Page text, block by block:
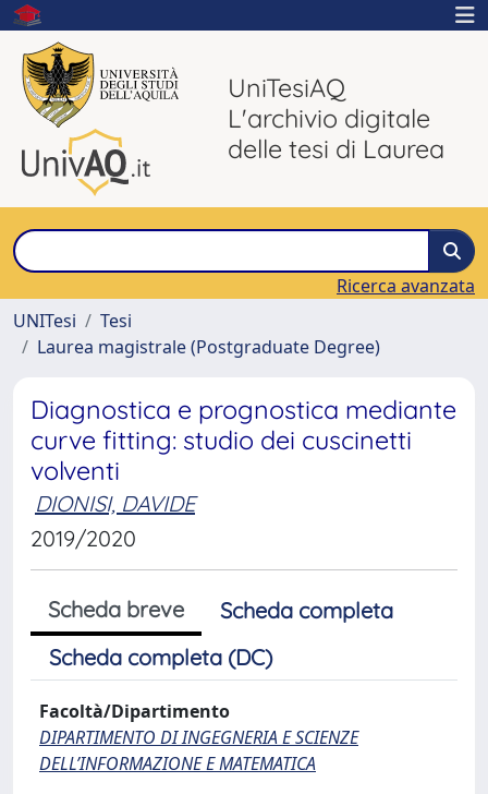
UniTesiAQ
L'archivio digitale
delle tesi di Laurea
Ricerca avanzata
UNITesi
Tesi
Laurea magistrale (Postgraduate Degree)
Diagnostica e prognostica mediante
curve fitting: studio dei cuscinetti
volventi
DIONISI, DAVIDE
2019/2020
Scheda breve
Scheda completa
Scheda completa (DC)
Facoltà/Dipartimento
DIPARTIMENTO DI INGEGNERIA E SCIENZE
DELL’INFORMAZIONE E MATEMATICA